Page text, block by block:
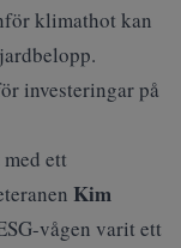
klimathot kan
investeringar på
ett
Kim
vågen varit ett